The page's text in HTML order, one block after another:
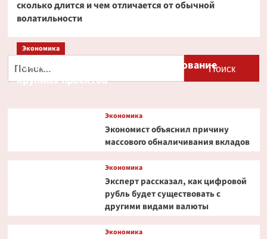
сколько длится и чем отличается от обычной
волатильности
Экономика
Путин и Костин обсудили кредитование
крупных проектов
Экономика
Экономист объяснил причину
массового обналичивания вкладов
Экономика
Эксперт рассказал, как цифровой
рубль будет существовать с
другими видами валюты
Экономика